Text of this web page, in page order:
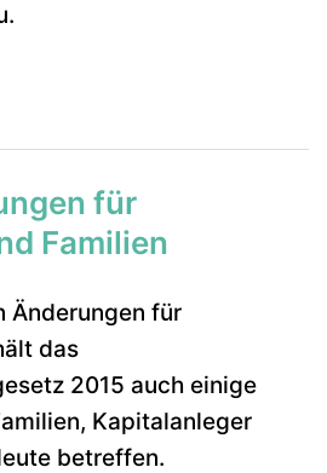
für
Familien
Änderungen für
das
2015 auch einige
Kapitalanleger
betreffen.